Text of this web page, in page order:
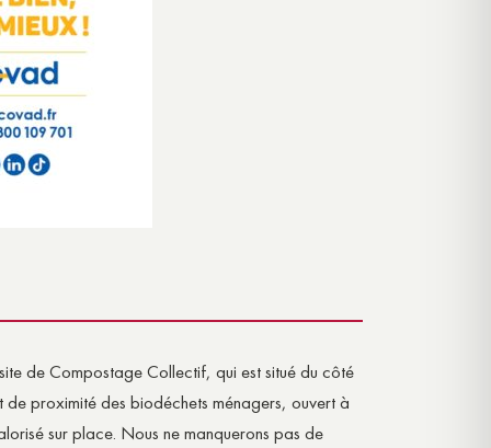
de Compostage Collectif, qui est situé du côté
de proximité des biodéchets ménagers, ouvert à
sur place. Nous ne manquerons pas de